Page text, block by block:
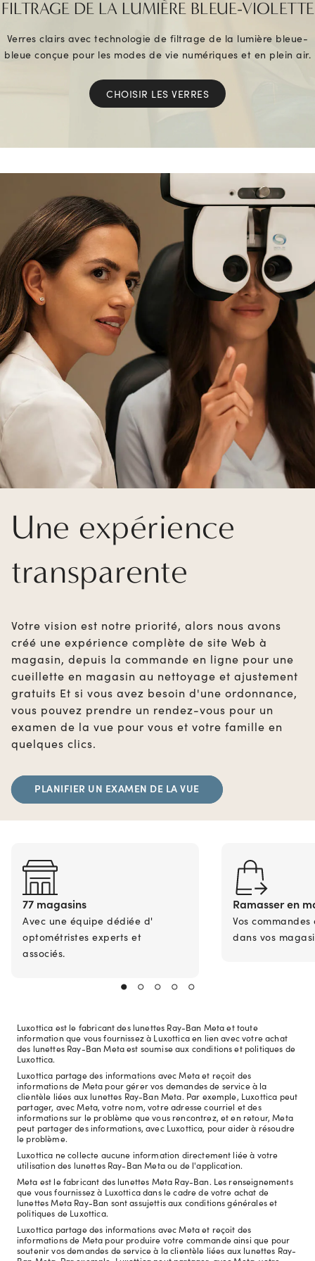
FILTRAGE DE LA LUMIÈRE BLEUE-VIOLETTE
Verres clairs avec technologie de filtrage de la lumière bleue-
bleue conçue pour les modes de vie numériques et en plein air.
CHOISIR LES VERRES
Une expérience
transparente
Votre vision est notre priorité, alors nous avons
créé une expérience complète de site Web à
magasin, depuis la commande en ligne pour une
cueillette en magasin au nettoyage et ajustement
gratuits Et si vous avez besoin d'une ordonnance,
vous pouvez prendre un rendez-vous pour un
examen de la vue pour vous et votre famille en
quelques clics.
PLANIFIER UN EXAMEN DE LA VUE
77 magasins
Avec une équipe dédiée d'
optométristes experts et
associés.
Ramasser en
Vos
dans vos
Luxottica est le fabricant des lunettes Ray-Ban Meta et toute
information que vous fournissez à Luxottica en lien avec votre achat
des lunettes Ray-Ban Meta est soumise aux conditions et politiques de
Luxottica.
Luxottica partage des informations avec Meta et reçoit des
informations de Meta pour gérer vos demandes de service à la
clientèle liées aux lunettes Ray-Ban Meta. Par exemple, Luxottica peut
partager, avec Meta, votre nom, votre adresse courriel et des
informations sur le problème que vous rencontrez, et en retour, Meta
peut partager des informations, avec Luxottica, pour aider à résoudre
le problème.
Luxottica ne collecte aucune information directement liée à votre
utilisation des lunettes Ray-Ban Meta ou de l'application.
Meta est le fabricant des lunettes Meta Ray-Ban. Les renseignements
que vous fournissez à Luxottica dans le cadre de votre achat de
lunettes Meta Ray-Ban sont assujettis aux conditions générales et
politiques de Luxottica.
Luxottica partage des informations avec Meta et reçoit des
informations de Meta pour produire votre commande ainsi que pour
soutenir vos demandes de service à la clientèle liées aux lunettes Ray-